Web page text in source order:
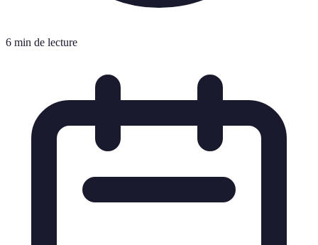
6 min de lecture